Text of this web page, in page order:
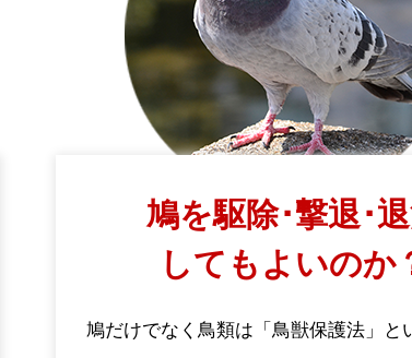
鳩を駆除･撃退･
してもよいのか
鳩だけでなく鳥類は「鳥獣保護法」と